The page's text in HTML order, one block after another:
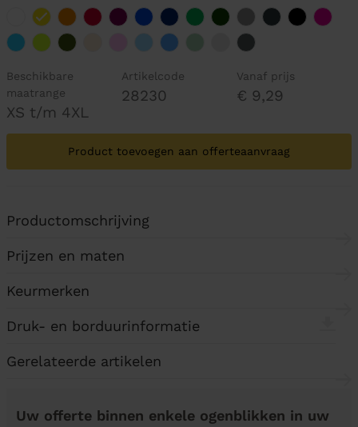
Beschikbare
maatrange
XS t/m 4XL
Artikelcode
28230
Vanaf prijs
€ 9,29
Product toevoegen aan offerteaanvraag
Productomschrijving
Prijzen en maten
Keurmerken
Druk- en borduurinformatie
Gerelateerde artikelen
Uw offerte binnen enkele ogenblikken in uw